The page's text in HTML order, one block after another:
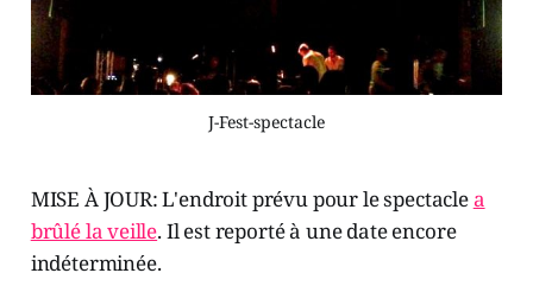
J-Fest-spectacle
MISE À JOUR: L'endroit prévu pour le spectaclea
brûlé la veille. Il est reporté à une date encore
indéterminée.